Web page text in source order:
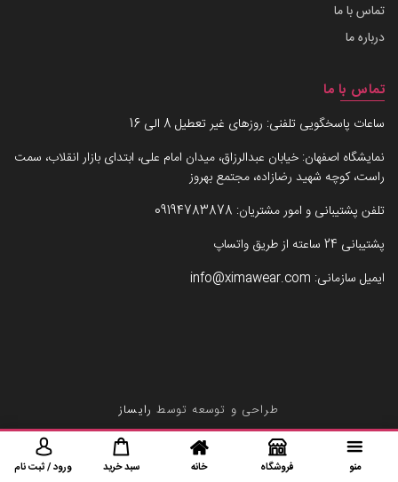
تماس با ما
درباره ما
تماس با ما
ساعات پاسخگویی تلفنی: روزهای غیر تعطیل 8 الی 16
نمایشگاه اصفهان: خیابان عبدالرزاق، میدان امام علی، ابتدای بازار انقلاب، سمت
راست، کوچه شهید رضازاده، مجتمع بهروز
تلفن پشتیبانی و امور مشتریان: 09194783878
پشتیبانی 24 ساعته از طریق واتساپ
ایمیل سازمانی: info@ximawear.com
طراحی و توسعه توسط رایساز
منو فروشگاه خانه سبد خرید ورود / ثبت نام